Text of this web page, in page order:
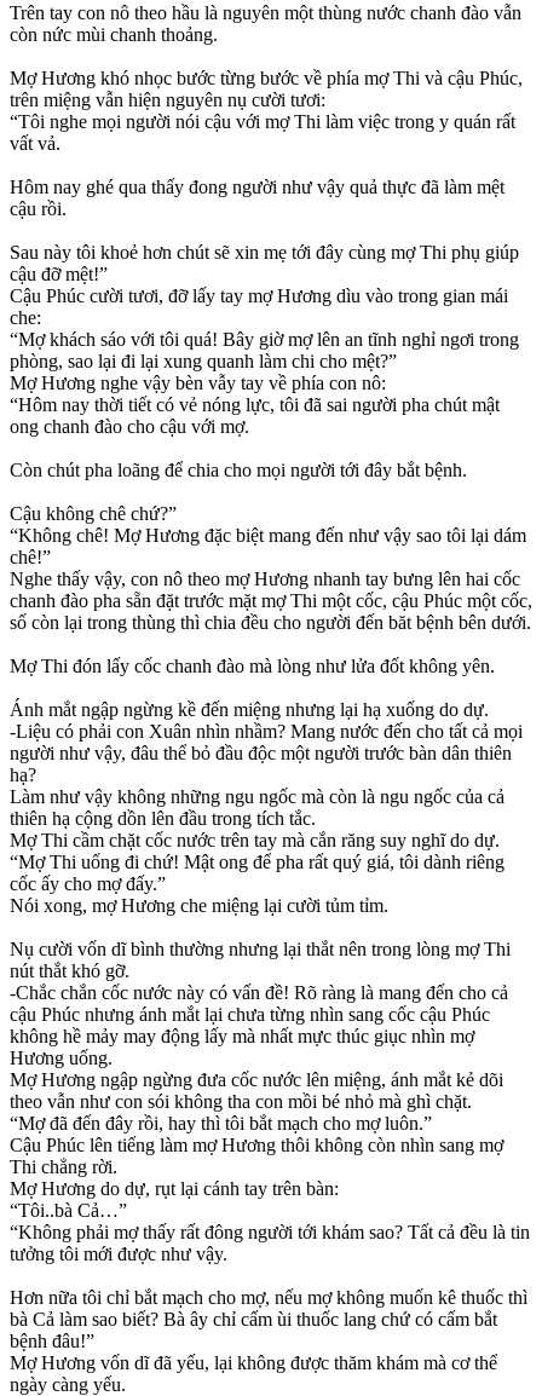
Trên tay con nô theo hầu là nguyên một thùng nước chanh đào vẫn
còn nức mùi chanh thoảng.
Mợ Hương khó nhọc bước từng bước về phía mợ Thi và cậu Phúc,
trên miệng vẫn hiện nguyên nụ cười tươi:
“Tôi nghe mọi người nói cậu với mợ Thi làm việc trong y quán rất
vất vả.
Hôm nay ghé qua thấy đong người như vậy quả thực đã làm mệt
cậu rồi.
Sau này tôi khoẻ hơn chút sẽ xin mẹ tới đây cùng mợ Thi phụ giúp
cậu đỡ mệt!”
Cậu Phúc cười tươi, đỡ lấy tay mợ Hương dìu vào trong gian mái
che:
“Mợ khách sáo với tôi quá! Bây giờ mợ lên an tĩnh nghỉ ngơi trong
phòng, sao lại đi lại xung quanh làm chi cho mệt?”
Mợ Hương nghe vậy bèn vẫy tay về phía con nô:
“Hôm nay thời tiết có vẻ nóng lực, tôi đã sai người pha chút mật
ong chanh đào cho cậu với mợ.
Còn chút pha loãng để chia cho mọi người tới đây bắt bệnh.
Cậu không chê chứ?”
“Không chê! Mợ Hương đặc biệt mang đến như vậy sao tôi lại dám
chê!”
Nghe thấy vậy, con nô theo mợ Hương nhanh tay bưng lên hai cốc
chanh đào pha sẵn đặt trước mặt mợ Thi một cốc, cậu Phúc một cốc,
số còn lại trong thùng thì chia đều cho người đến băt bệnh bên dưới.
Mợ Thi đón lấy cốc chanh đào mà lòng như lửa đốt không yên.
Ánh mắt ngập ngừng kề đến miệng nhưng lại hạ xuống do dự.
-Liệu có phải con Xuân nhìn nhầm? Mang nước đến cho tất cả mọi
người như vậy, đâu thể bỏ đầu độc một người trước bàn dân thiên
hạ?
Làm như vậy không những ngu ngốc mà còn là ngu ngốc của cả
thiên hạ cộng dồn lên đầu trong tích tắc.
Mợ Thi cầm chặt cốc nước trên tay mà cắn răng suy nghĩ do dự.
“Mợ Thi uống đi chứ! Mật ong để pha rất quý giá, tôi dành riêng
cốc ấy cho mợ đấy.”
Nói xong, mợ Hương che miệng lại cười tủm tỉm.
Nụ cười vốn dĩ bình thường nhưng lại thắt nên trong lòng mợ Thi
nút thắt khó gỡ.
-Chắc chắn cốc nước này có vấn đề! Rõ ràng là mang đến cho cả
cậu Phúc nhưng ánh mắt lại chưa từng nhìn sang cốc cậu Phúc
không hề mảy may động lấy mà nhất mực thúc giục nhìn mợ
Hương uống.
Mợ Hương ngập ngừng đưa cốc nước lên miệng, ánh mắt kẻ dõi
theo vẫn như con sói không tha con mồi bé nhỏ mà ghì chặt.
“Mợ đã đến đây rồi, hay thì tôi bắt mạch cho mợ luôn.”
Cậu Phúc lên tiếng làm mợ Hương thôi không còn nhìn sang mợ
Thi chẳng rời.
Mợ Hương do dự, rụt lại cánh tay trên bàn:
“Tôi..bà Cả…”
“Không phải mợ thấy rất đông người tới khám sao? Tất cả đều là tin
tưởng tôi mới được như vậy.
Hơn nữa tôi chỉ bắt mạch cho mợ, nếu mợ không muốn kê thuốc thì
bà Cả làm sao biết? Bà ây chỉ cấm ùi thuốc lang chứ có cấm bắt
bệnh đâu!”
Mợ Hương vốn dĩ đã yếu, lại không được thăm khám mà cơ thể
ngày càng yếu.